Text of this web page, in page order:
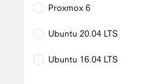
Proxmox 6
Ubuntu 20.04 LTS
Ubuntu 16.04 LTS